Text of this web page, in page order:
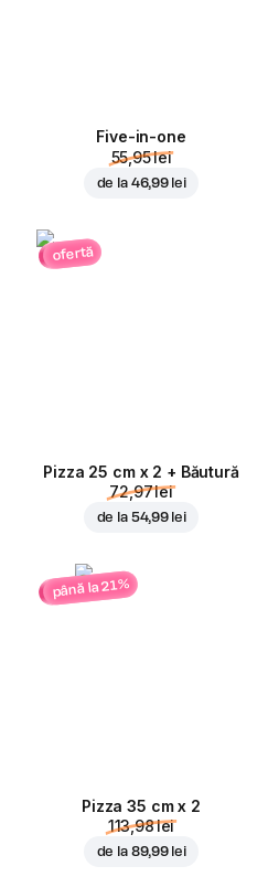
Five-in-one
55,95 lei
de la 46,99 lei
ofertă
Pizza 25 cm x 2 + Băutură
72,97 lei
de la 54,99 lei
până la 21%
Pizza 35 cm x 2
113,98 lei
de la 89,99 lei